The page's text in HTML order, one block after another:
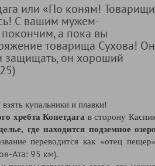
или «По коням! Товарищи
С вашим мужем-
а пока вы
товарища Сухова! Он
защищать, он хороший
купальники и плавки!
хребта Копетдага в сторону
где находится подземное
переводится как «отец
Ата: 95 км).